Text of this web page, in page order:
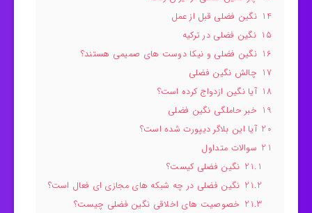
14 نگین فضلی قبل از عمل
15 نگین فضلی در ترکیه
16 نگین فضلی و نیکا دوست های صمیمی هستند؟
17 چالش نگین فضلی
18 آیا نگین ازدواج کرده است؟
19 خبر حاملگی نگین فضلی
20 آیا این بلاگر دیپورت شده است؟
21 سوالات متداول
21.1 نگین فضلی کیست؟
21.2 نگین فضلی در چه شبکه های مجازی ای فعال است؟
21.3 خصوصیت های اخلاقی نگین فضلی چیست؟